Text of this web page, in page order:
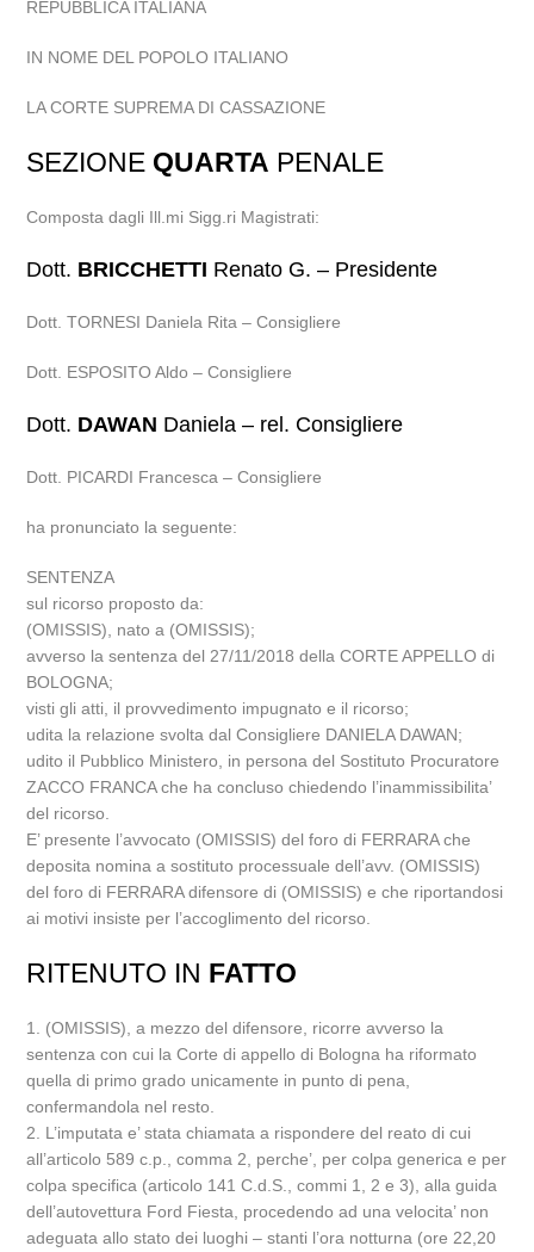
REPUBBLICA ITALIANA
IN NOME DEL POPOLO ITALIANO
LA CORTE SUPREMA DI CASSAZIONE
SEZIONE QUARTA PENALE
Composta dagli Ill.mi Sigg.ri Magistrati:
Dott. BRICCHETTI Renato G. – Presidente
Dott. TORNESI Daniela Rita – Consigliere
Dott. ESPOSITO Aldo – Consigliere
Dott. DAWAN Daniela – rel. Consigliere
Dott. PICARDI Francesca – Consigliere
ha pronunciato la seguente:
SENTENZA
sul ricorso proposto da:
(OMISSIS), nato a (OMISSIS);
avverso la sentenza del 27/11/2018 della CORTE APPELLO di
BOLOGNA;
visti gli atti, il provvedimento impugnato e il ricorso;
udita la relazione svolta dal Consigliere DANIELA DAWAN;
udito il Pubblico Ministero, in persona del Sostituto Procuratore
ZACCO FRANCA che ha concluso chiedendo l’inammissibilita’
del ricorso.
E’ presente l’avvocato (OMISSIS) del foro di FERRARA che
deposita nomina a sostituto processuale dell’avv. (OMISSIS)
del foro di FERRARA difensore di (OMISSIS) e che riportandosi
ai motivi insiste per l’accoglimento del ricorso.
RITENUTO IN FATTO
1. (OMISSIS), a mezzo del difensore, ricorre avverso la
sentenza con cui la Corte di appello di Bologna ha riformato
quella di primo grado unicamente in punto di pena,
confermandola nel resto.
2. L’imputata e’ stata chiamata a rispondere del reato di cui
all’articolo 589 c.p., comma 2, perche’, per colpa generica e per
colpa specifica (articolo 141 C.d.S., commi 1, 2 e 3), alla guida
dell’autovettura Ford Fiesta, procedendo ad una velocita’ non
adeguata allo stato dei luoghi – stanti l’ora notturna (ore 22,20